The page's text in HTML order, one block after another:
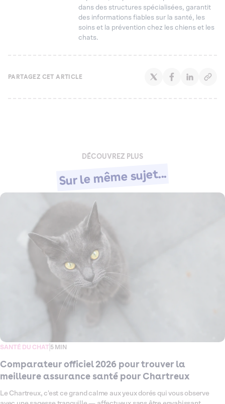
dans des structures spécialisées, garantit
des informations fiables sur la santé, les
soins et la prévention chez les chiens et les
chats.
PARTAGEZ CET ARTICLE
DÉCOUVREZ PLUS
Sur le même sujet...
SANTÉ DU CHAT 5 MIN
Comparateur officiel 2026 pour trouver la
meilleure assurance santé pour Chartreux
Le Chartreux, c'est ce grand calme aux yeux dorés qui vous observe